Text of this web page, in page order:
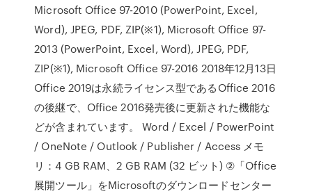
Microsoft Office 97-2010 (PowerPoint, Excel,
Word), JPEG, PDF, ZIP(※1), Microsoft Office 97-
2013 (PowerPoint, Excel, Word), JPEG, PDF,
ZIP(※1), Microsoft Office 97-2016 2018年12月13日
Office 2019は永続ライセンス型であるOffice 2016
の後継で、Office 2016発売後に更新された機能な
どが含まれています。 Word / Excel / PowerPoint
/ OneNote / Outlook / Publisher / Access メモ
リ：4 GB RAM、2 GB RAM (32 ビット) ②「Office
展開ツール」をMicrosoftのダウンロードセンター